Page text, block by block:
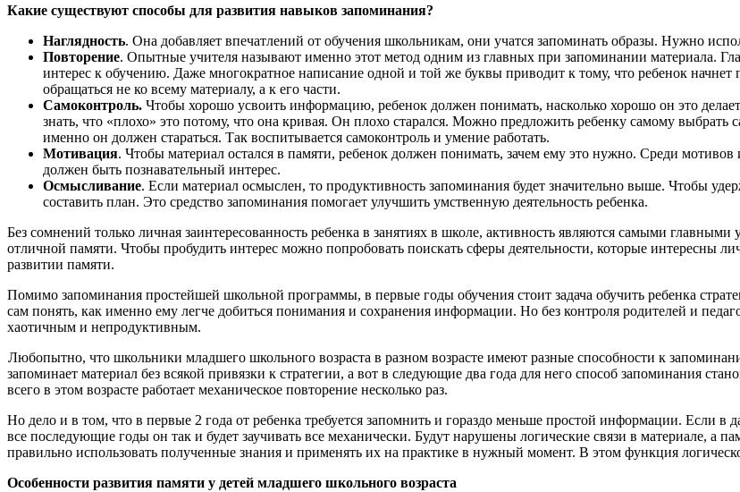
Какие существуют способы для развития навыков запоминания?
Наглядность. Она добавляет впечатлений от обучения школьникам, они учатся запоминать образы. Нужно
Повторение. Опытные учителя называют именно этот метод одним из главных при запоминании материала.
интерес к обучению. Даже многократное написание одной и той же буквы приводит к тому, что ребенок
обращаться не ко всему материалу, а к его части.
Самоконтроль. Чтобы хорошо усвоить информацию, ребенок должен понимать, насколько хорошо он это
знать, что «плохо» это потому, что она кривая. Он плохо старался. Можно предложить ребенку самому
именно он должен стараться. Так воспитывается самоконтроль и умение работать.
Мотивация. Чтобы материал остался в памяти, ребенок должен понимать, зачем ему это нужно. Среди
должен быть познавательный интерес.
Осмысливание. Если материал осмыслен, то продуктивность запоминания будет значительно выше. Чтобы
составить план. Это средство запоминания помогает улучшить умственную деятельность ребенка.
Без сомнений только личная заинтересованность ребенка в занятиях в школе, активность являются самыми главными
отличной памяти. Чтобы пробудить интерес можно попробовать поискать сферы деятельности, которые интересны
развитии памяти.
Помимо запоминания простейшей школьной программы, в первые годы обучения стоит задача обучить ребенка
сам понять, как именно ему легче добиться понимания и сохранения информации. Но без контроля родителей и
хаотичным и непродуктивным.
Любопытно, что школьники младшего школьного возраста в разном возрасте имеют разные способности к
запоминает материал без всякой привязки к стратегии, а вот в следующие два года для него способ запоминания
всего в этом возрасте работает механическое повторение несколько раз.
Но дело и в том, что в первые 2 года от ребенка требуется запомнить и гораздо меньше простой информации. Если
все последующие годы он так и будет заучивать все механически. Будут нарушены логические связи в материале, а
правильно использовать полученные знания и применять их на практике в нужный момент. В этом функция
Особенности развития памяти у детей младшего школьного возраста